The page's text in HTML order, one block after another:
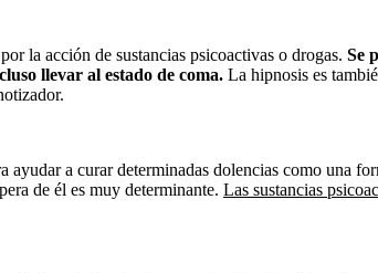
la acción de sustancias psicoactivas o drogas. Se
llevar al estado de coma. La hipnosis es
a curar determinadas dolencias como una
de él es muy determinante. Las sustancias